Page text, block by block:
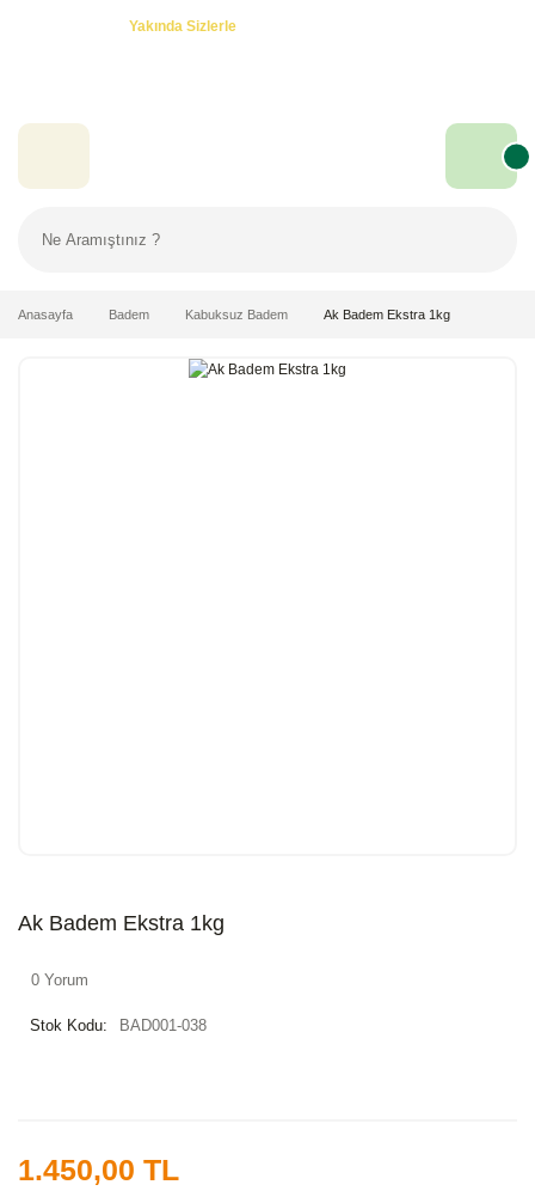
Yakında Sizlerle
Anasayfa Badem Kabuksuz Badem Ak Badem Ekstra 1kg
Ak Badem Ekstra 1kg
0 Yorum
Stok Kodu: BAD001-038
1.450,00 TL